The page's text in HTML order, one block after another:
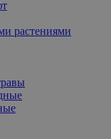
растениями